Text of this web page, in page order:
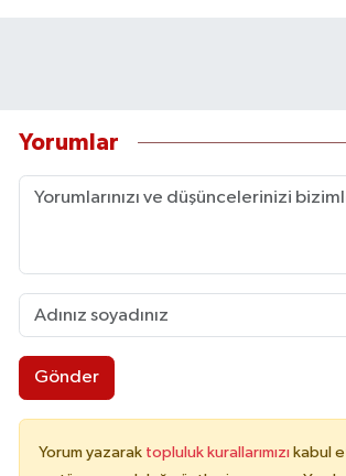
Yorumlar
Gönder
Yorum yazarak topluluk kurallarımızı kabul